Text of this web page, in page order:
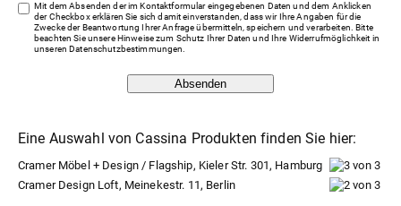
Mit dem Absenden der im Kontaktformular eingegebenen Daten und dem Anklicken
der Checkbox erklären Sie sich damit einverstanden, dass wir Ihre Angaben für die
Zwecke der Beantwortung Ihrer Anfrage übermitteln, speichern und verarbeiten. Bitte
beachten Sie unsere Hinweise zum Schutz Ihrer Daten und Ihre Widerrufmöglichkeit in
unserenDatenschutzbestimmungen
Absenden
Eine Auswahl von Cassina Produkten finden Sie hier:
Cramer Möbel + Design / Flagship, Kieler Str. 301, Hamburg
Cramer Design Loft, Meinekestr. 11, Berlin